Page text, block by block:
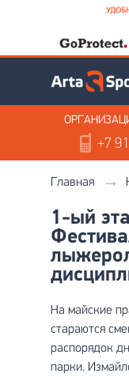
+7
Главная
1-ый
На майские
стараются
распорядок
парки.